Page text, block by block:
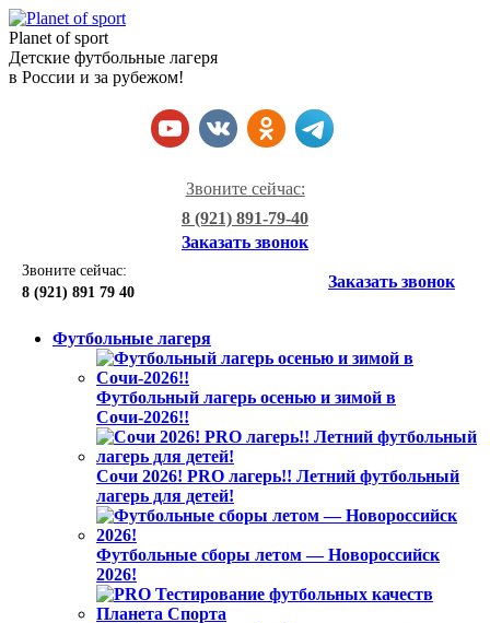
Planet of sport
Детские футбольные лагеря
в России и за рубежом!
Звоните сейчас:
8 (921) 891-79-40
Заказать звонок
Звоните сейчас:
8 (921) 891 79 40
Заказать звонок
Футбольные лагеря
Футбольный лагерь осенью и зимой в
Сочи-2026!!
Сочи 2026! PRO лагерь!! Летний футбольный
лагерь для детей!
Футбольные сборы летом — Новороссийск
2026!